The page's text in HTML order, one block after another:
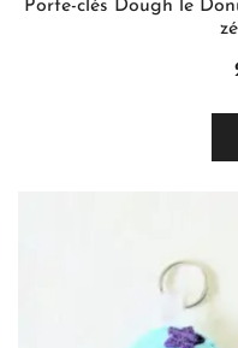
Porte-clés Dough le